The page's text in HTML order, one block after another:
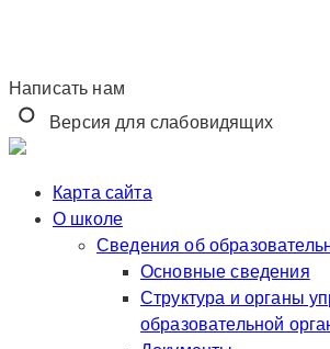
Написать нам
Версия для слабовидящих
Карта сайта
О школе
Сведения об
Основные сведения
Структура и органы
образовательной